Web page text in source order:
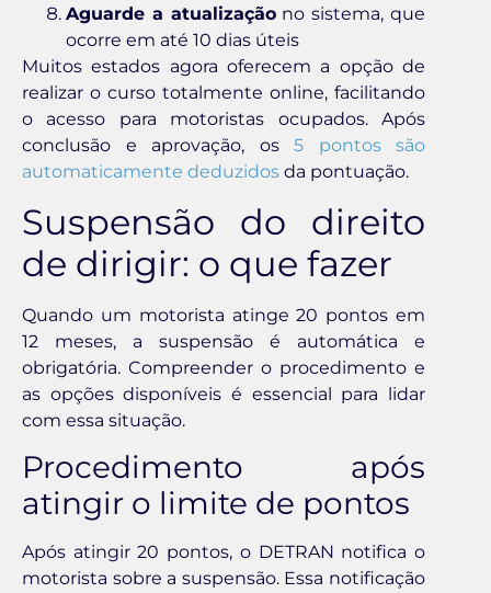
Aguarde a atualizaçãono sistema, que
ocorre em até 10 dias úteis
Muitos estados agora oferecem a opção de
realizar o curso totalmente online, facilitando
o acesso para motoristas ocupados. Após
conclusão e aprovação, os 5 pontos são
automaticamente deduzidos da pontuação.
Suspensão do direito
de dirigir: o que fazer
Quando um motorista atinge 20 pontos em
12 meses, a suspensão é automática e
obrigatória. Compreender o procedimento e
as opções disponíveis é essencial para lidar
com essa situação.
Procedimento após
atingir o limite de pontos
Após atingir 20 pontos, o DETRAN notifica o
motorista sobre a suspensão. Essa notificação